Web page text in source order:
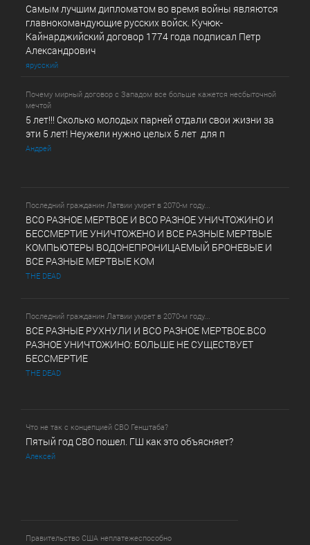
Самым лучшим дипломатом во время войны являются
главнокомандующие русских войск. Кучюк-
Кайнарджийский договор 1774 года подписал Петр
Александрович
ярусский
Почему мирный договор с Западом все больше кажется несбыточной
мечтой
5 лет!!! Сколько молодых парней отдали свои жизни за
эти 5 лет! Неужели нужно целых 5 лет для п
Андрей
Последний гражданин Латвии умрет в 2070-м году...
ВСО РАЗНОЕ МЕРТВОЕ И ВСО РАЗНОЕ УНИЧТОЖИНО И
БЕССМЕРТИЕ УНИЧТОЖЕНО И ВСЕ РАЗНЫЕ МЕРТВЫЕ
КОМПЬЮТЕРЫ ВОДОНЕПРОНИЦАЕМЫЙ БРОНЕВЫЕ И
ВСЕ РАЗНЫЕ МЕРТВЫЕ КОМ
THE DEAD
Последний гражданин Латвии умрет в 2070-м году...
ВСЕ РАЗНЫЕ РУХНУЛИ И ВСО РАЗНОЕ МЕРТВОЕ.ВСО
РАЗНОЕ УНИЧТОЖИНО: БОЛЬШЕ НЕ СУЩЕСТВУЕТ
БЕССМЕРТИЕ
THE DEAD
Что не так с концепцией СВО Генштаба?
Пятый год СВО пошел. ГШ как это объясняет?
Алексей
Правительство США неплатежеспособно